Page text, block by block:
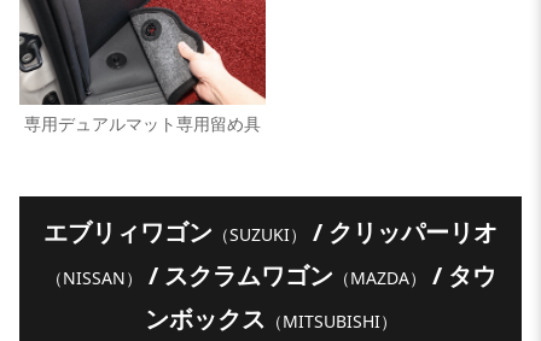
専用デュアルマット専用留め具
エブリィワゴン （SUZUKI） / クリッパーリオ
（NISSAN） / スクラムワゴン （MAZDA）
/ タウ
ンボックス （MITSUBISHI）